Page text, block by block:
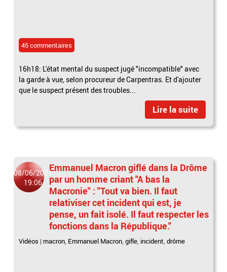
45 commentaires
16h18: L'état mental du suspect jugé "incompatible" avec
la garde à vue, selon procureur de Carpentras. Et d'ajouter
que le suspect présent des troubles...
Lire la suite
08/06/2021
19:06
Emmanuel Macron giflé dans la Drôme
par un homme criant "A bas la
Macronie" : "Tout va bien. Il faut
relativiser cet incident qui est, je
pense, un fait isolé. Il faut respecter les
fonctions dans la République."
Vidéos | macron, Emmanuel Macron,gifle, incident,drôme